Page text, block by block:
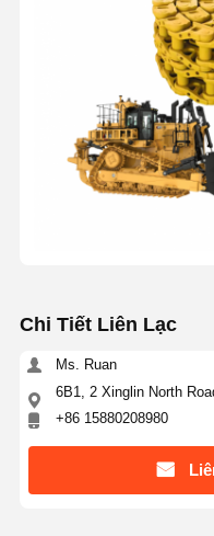
Chi Tiết Liên Lạc
Ms. Ruan
6B1, 2 Xinglin North
+86 15880208980